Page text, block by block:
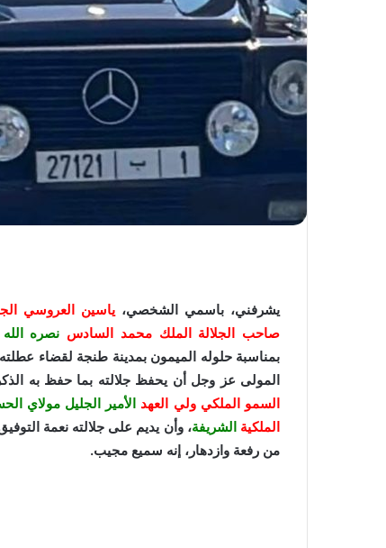
يشرفني، باسمي الشخصي، ياسين العروسي
صاحب الجلالة الملك محمد السادس نصره الله
بمناسبة حلوله الميمون بمدينة طنجة لقضاء
المولى عز وجل أن يحفظ جلالته بما حفظ به
السمو الملكي ولي العهد الأمير الجليل مولاي
الملكية الشريفة، وأن يديم على جلالته نعمة
من رفعة وازدهار، إنه سميع مجيب.